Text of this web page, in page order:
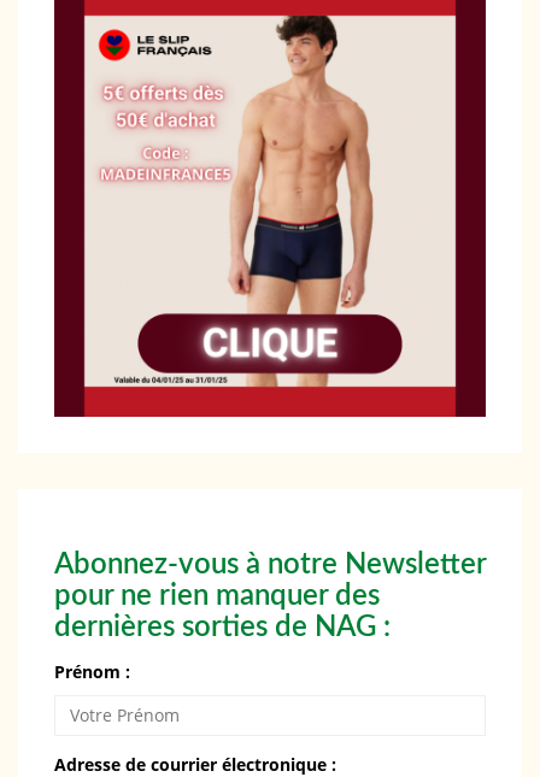
Abonnez-vous à notre Newsletter
pour ne rien manquer des
dernières sorties de NAG :
Prénom :
Adresse de courrier électronique :